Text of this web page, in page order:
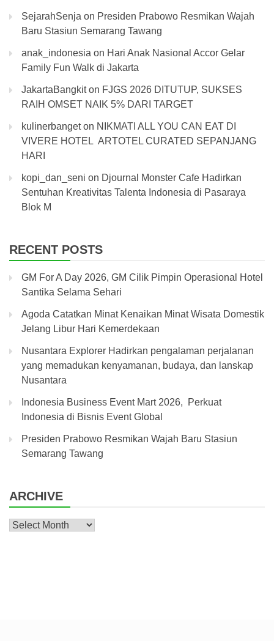
SejarahSenja on Presiden Prabowo Resmikan Wajah
Baru Stasiun Semarang Tawang
anak_indonesia on Hari Anak Nasional Accor Gelar
Family Fun Walk di Jakarta
JakartaBangkiton FJGS 2026 DITUTUP, SUKSES
RAIH OMSET NAIK 5% DARI TARGET
kulinerbangeton NIKMATI ALL YOU CAN EAT DI
VIVERE HOTEL ARTOTEL CURATED SEPANJANG
HARI
kopi_dan_seni on Djournal Monster Cafe Hadirkan
Sentuhan Kreativitas Talenta Indonesia di Pasaraya
Blok M
RECENT POSTS
GM For A Day 2026, GM Cilik Pimpin Operasional Hotel
Santika Selama Sehari
Agoda Catatkan Minat Kenaikan Minat Wisata Domestik
Jelang Libur Hari Kemerdekaan
Nusantara Explorer Hadirkan pengalaman perjalanan
yang memadukan kenyamanan, budaya, dan lanskap
Nusantara
Indonesia Business Event Mart 2026, Perkuat
Indonesia di Bisnis Event Global
Presiden Prabowo Resmikan Wajah Baru Stasiun
Semarang Tawang
ARCHIVE
Archive